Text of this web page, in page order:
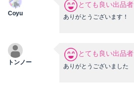
Coyu
とても良い出品者
ありがとうございます！
トンノー
とても良い出品者
ありがとうございました